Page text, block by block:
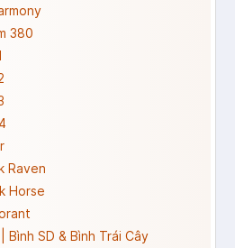
380
Raven
Horse
Bình SD & Bình Trái Cây